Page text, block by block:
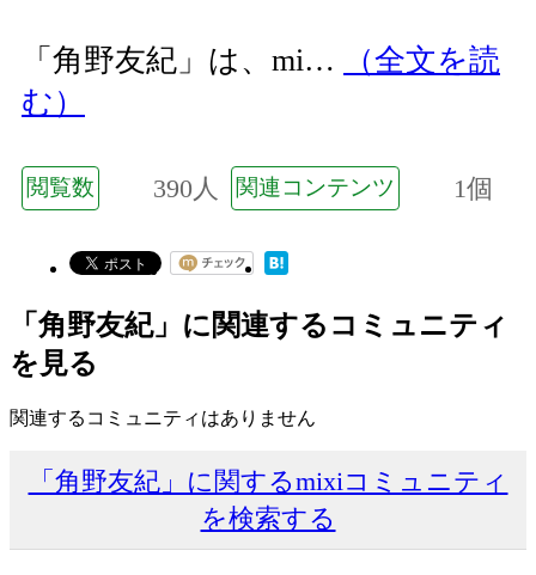
「角野友紀」は、mi…
（全文を読
む）
閲覧数 390人 関連コンテンツ 1個
「角野友紀」に関連するコミュニティ
を見る
関連するコミュニティはありません
「角野友紀」に関するmixiコミュニティ
を検索する